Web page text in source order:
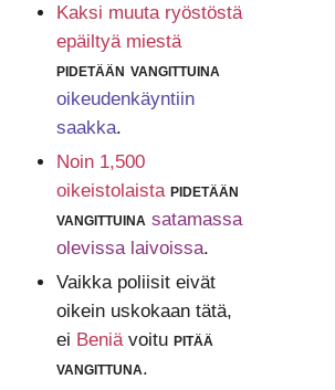
Kaksi muuta ryöstöstä
epäiltyä miestä
pidetään vangittuina
oikeudenkäyntiin
saakka.
Noin 1,500
oikeistolaista pidetään
vangittuina satamassa
olevissa laivoissa.
Vaikka poliisit eivät
oikein uskokaan tätä,
ei Beniävoitu pitää
vangittuna.